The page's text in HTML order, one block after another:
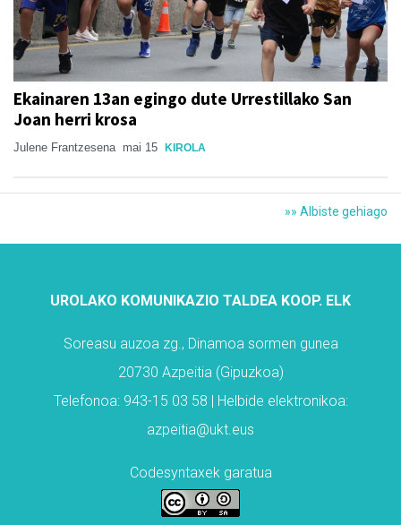
Ekainaren 13an egingo dute Urrestillako San
Joan herri krosa
Julene Frantzesena mai 15 KIROLA
»» Albiste gehiago
UROLAKO KOMUNIKAZIO TALDEA KOOP. ELK
Soreasu auzoa zg., Dinamoa sormen gunea
20730 Azpeitia (Gipuzkoa)
Telefonoa: 943-15 03 58 | Helbide elektronikoa:
azpeitia@ukt.eus
Codesyntaxek garatua